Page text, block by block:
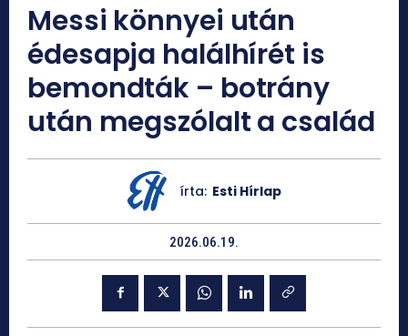
Messi könnyei után
édesapja halálhírét is
bemondták – botrány
után megszólalt a család
írta: Esti Hírlap
2026.06.19.